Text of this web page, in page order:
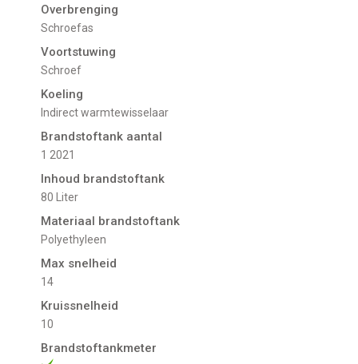
Overbrenging
Schroefas
Voortstuwing
schroef
Koeling
indirect warmtewisselaar
Brandstoftank aantal
1 2021
Inhoud brandstoftank
80 Liter
Materiaal brandstoftank
Polyethyleen
Max snelheid
14
Kruissnelheid
10
Brandstoftankmeter